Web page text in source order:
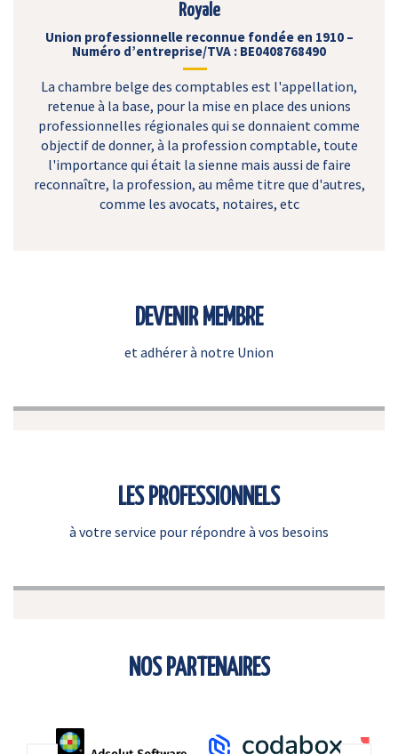
Royale
Union professionnelle reconnue fondée en 1910 –
Numéro d’entreprise/TVA : BE0408768490
La chambre belge des comptables est l'appellation,
retenue à la base, pour la mise en place des unions
professionnelles régionales qui se donnaient comme
objectif de donner, à la profession comptable, toute
l'importance qui était la sienne mais aussi de faire
reconnaître, la profession, au même titre que d'autres,
comme les avocats, notaires, etc
DEVENIR MEMBRE
et adhérer à notre Union
LES PROFESSIONNELS
à votre service pour répondre à vos besoins
NOS PARTENAIRES